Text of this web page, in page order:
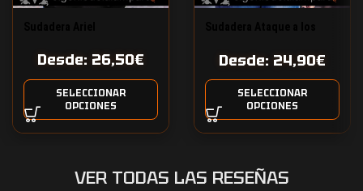
Desde: 26,50€
SELECCIONAR
OPCIONES
Desde: 24,90€
SELECCIONAR
OPCIONES
VER TODAS LAS RESEÑAS